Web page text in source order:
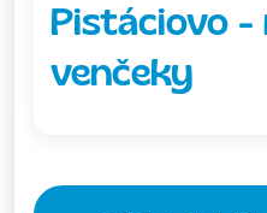
Pistáciovo -
venčeky